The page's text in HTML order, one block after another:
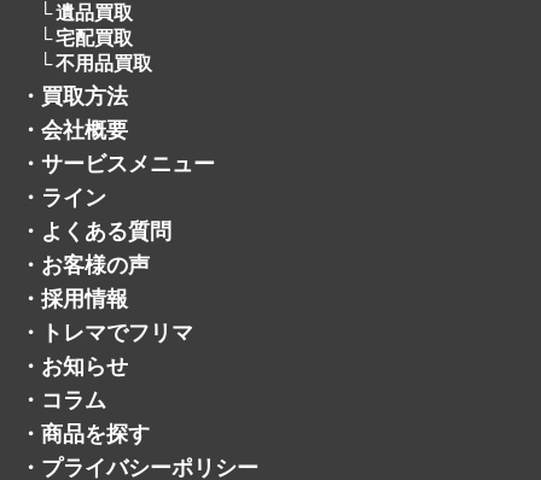
遺品買取
宅配買取
不用品買取
・ 買取方法
・ 会社概要
・ サービスメニュー
・ ライン
・ よくある質問
・ お客様の声
・ 採用情報
・
トレマでフリマ
・ お知らせ
・ コラム
・ 商品を探す
・ プライバシーポリシー